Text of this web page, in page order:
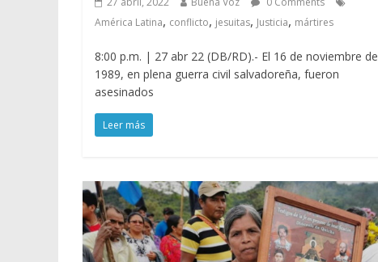
América Latina, conflicto, jesuitas, Justicia, mártires
8:00 p.m. | 27 abr 22 (DB/RD).- El 16 de noviembre de
1989, en plena guerra civil salvadoreña, fueron
asesinados
Leer más